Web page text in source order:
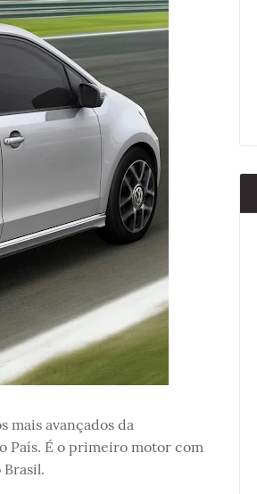
mais avançados da
País. É o primeiro motor com